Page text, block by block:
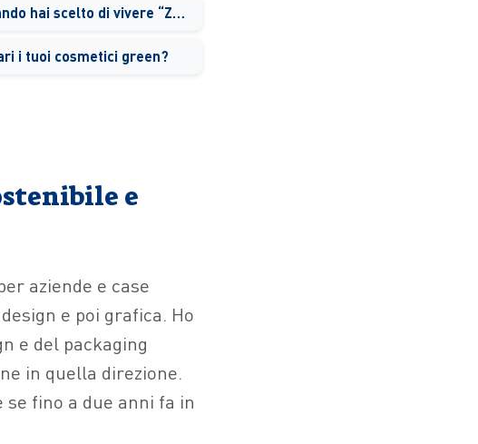
Come e quando hai scelto di vivere “Zero Waste” con la tua famiglia?
i tuoi cosmetici green?
e
aziende e case
e poi grafica. Ho
e del packaging
in quella direzione.
fino a due anni fa in